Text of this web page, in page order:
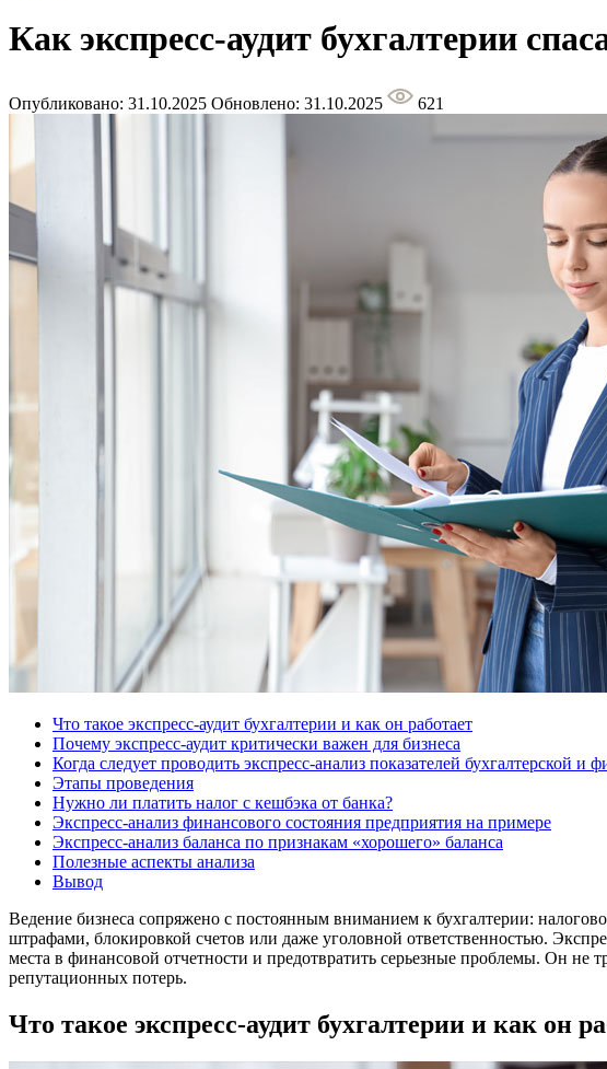
Как экспресс-аудит бухгалтерии
Опубликовано: 31.10.2025 Обновлено: 31.10.2025 621
Что такое экспресс-аудит бухгалтерии и как он работает
Почему экспресс-аудит критически важен для бизнеса
Когда следует проводить экспресс-анализ показателей бухгалтерской и
Этапы проведения
Нужно ли платить налог с кешбэка от банка?
Экспресс-анализ финансового состояния предприятия на примере
Экспресс-анализ баланса по признакам «хорошего» баланса
Полезные аспекты анализа
Вывод
Ведение бизнеса сопряжено с постоянным вниманием к бухгалтерии:
штрафами, блокировкой счетов или даже уголовной ответственностью.
места в финансовой отчетности и предотвратить серьезные проблемы. Он не
репутационных потерь.
Что такое экспресс-аудит бухгалтерии и как он